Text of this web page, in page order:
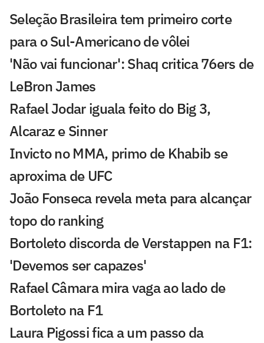
Seleção Brasileira tem primeiro corte
para o Sul-Americano de vôlei
'Não vai funcionar': Shaq critica 76ers de
LeBron James
Rafael Jodar iguala feito do Big 3,
Alcaraz e Sinner
Invicto no MMA, primo de Khabib se
aproxima de UFC
João Fonseca revela meta para alcançar
topo do ranking
Bortoleto discorda de Verstappen na F1:
'Devemos ser capazes'
Rafael Câmara mira vaga ao lado de
Bortoleto na F1
Laura Pigossi fica a um passo da